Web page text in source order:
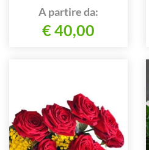
A partire da:
€ 40,00